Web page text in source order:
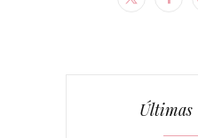
Últimas